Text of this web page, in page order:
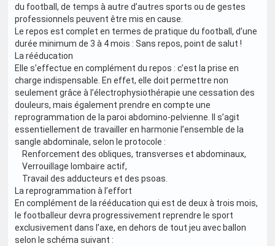
du football, de temps à autre d’autres sports ou de gestes
professionnels peuvent être mis en cause.
Le repos est complet en termes de pratique du football, d’une
durée minimum de 3 à 4 mois : Sans repos, point de salut !
La rééducation
Elle s’effectue en complément du repos : c’est la prise en
charge indispensable. En effet, elle doit permettre non
seulement grâce à l’électrophysiothérapie une cessation des
douleurs, mais également prendre en compte une
reprogrammation de la paroi abdomino-pelvienne. Il s’agit
essentiellement de travailler en harmonie l’ensemble de la
sangle abdominale, selon le protocole :
Renforcement des obliques, transverses et abdominaux,
Verrouillage lombaire actif,
Travail des adducteurs et des psoas.
La reprogrammation à l’effort
En complément de la rééducation qui est de deux à trois mois,
le footballeur devra progressivement reprendre le sport
exclusivement dans l’axe, en dehors de tout jeu avec ballon
selon le schéma suivant :